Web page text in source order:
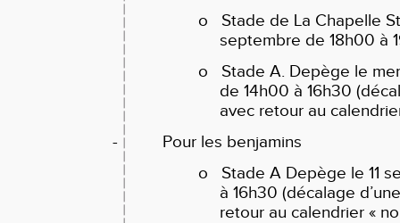
o Stade de La Chapelle
septembre de 18h00 à
o Stade A. Depège le
de 14h00 à 16h30
avec retour au
- Pour les benjamins
o Stade A Depège le 11
à 16h30 (décalage
retour au calendrier «